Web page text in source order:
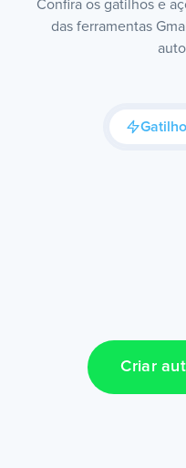
Confira os gatilhos e
das ferramentas
Criar